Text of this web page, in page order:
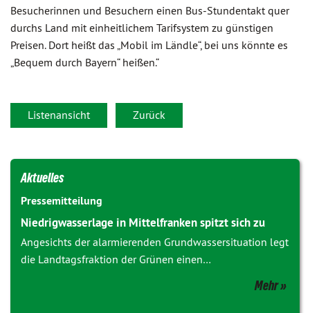
Besucherinnen und Besuchern einen Bus-Stundentakt quer
durchs Land mit einheitlichem Tarifsystem zu günstigen
Preisen. Dort heißt das „Mobil im Ländle“, bei uns könnte es
„Bequem durch Bayern“ heißen.“
Listenansicht Zurück
Aktuelles
Pressemitteilung
Niedrigwasserlage in Mittelfranken spitzt sich zu
Angesichts der alarmierenden Grundwassersituation legt
die Landtagsfraktion der Grünen einen…
Mehr